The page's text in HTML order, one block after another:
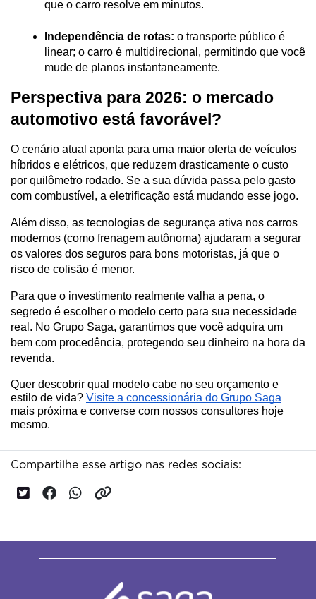
que o carro resolve em minutos.
Independência de rotas: o transporte público é
linear; o carro é multidirecional, permitindo que você
mude de planos instantaneamente.
Perspectiva para 2026: o mercado
automotivo está favorável?
O cenário atual aponta para uma maior oferta de veículos
híbridos e elétricos, que reduzem drasticamente o custo
por quilômetro rodado. Se a sua dúvida passa pelo gasto
com combustível, a eletrificação está mudando esse jogo.
Além disso, as tecnologias de segurança ativa nos carros
modernos (como frenagem autônoma) ajudaram a segurar
os valores dos seguros para bons motoristas, já que o
risco de colisão é menor.
Para que o investimento realmente valha a pena, o
segredo é escolher o modelo certo para sua necessidade
real. No Grupo Saga, garantimos que você adquira um
bem com procedência, protegendo seu dinheiro na hora da
revenda.
Quer descobrir qual modelo cabe no seu orçamento e
estilo de vida? Visite a concessionária do Grupo Saga
mais próxima e converse com nossos consultores hoje
mesmo.
Compartilhe esse artigo nas redes sociais: